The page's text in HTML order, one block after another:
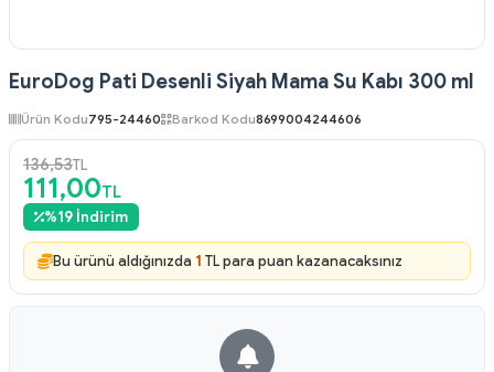
EuroDog Pati Desenli Siyah Mama Su Kabı 300 ml
Ürün Kodu795-24460 Barkod Kodu8699004244606
136,53TL
111,00TL
%19 İndirim
Bu ürünü aldığınızda 1 TL para puan kazanacaksınız